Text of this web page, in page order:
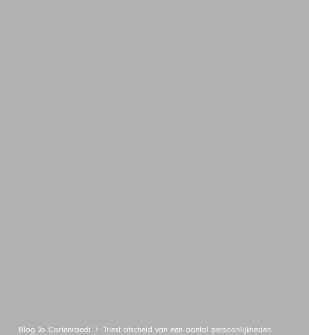
Blog Jo Cortenraedt Triest afscheid van een aantal persoonlijkheden